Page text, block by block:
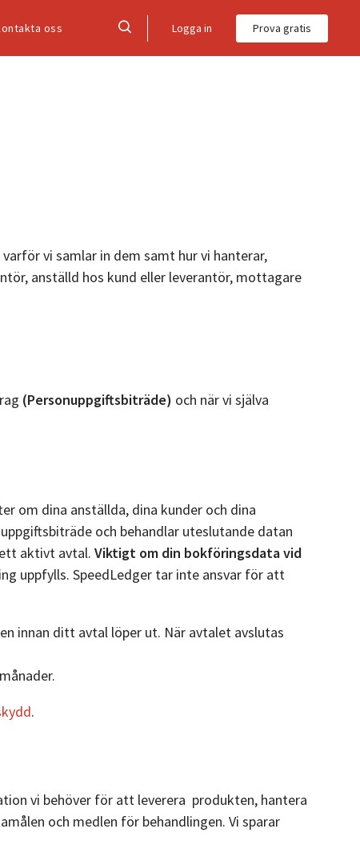
oss Logga in Prova gratis
vi samlar in dem samt hur vi hanterar,
anställd hos kund eller leverantör, mottagare
(Personuppgiftsbiträde) och när vi själva
om dina anställda, dina kunder och dina
och behandlar uteslutande datan
aktivt avtal. Viktigt om din bokföringsdata vid
uppfylls. SpeedLedger tar inte ansvar för att
innan ditt avtal löper ut. När avtalet avslutas
.
vi behöver för att leverera produkten, hantera
och medlen för behandlingen. Vi sparar